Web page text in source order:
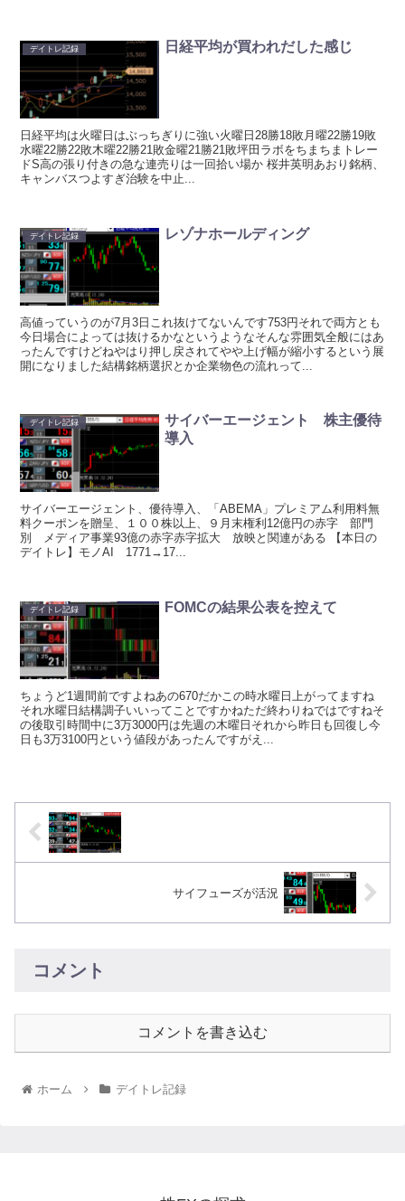
デイトレ記録 日経平均が買われだした感じ
日経平均は火曜日はぶっちぎりに強い火曜日28勝18敗月曜22勝19敗
水曜22勝22敗木曜22勝21敗金曜21勝21敗坪田ラボをちまちまトレー
ドS高の張り付きの急な連売りは一回拾い場か 桜井英明あおり銘柄、
キャンバスつよすぎ治験を中止...
デイトレ記録 レゾナホールディング
高値っていうのが7月3日これ抜けてないんです753円それで両方とも
今日場合によっては抜けるかなというようなそんな雰囲気全般にはあ
ったんですけどねやはり押し戻されてやや上げ幅が縮小するという展
開になりました結構銘柄選択とか企業物色の流れって...
デイトレ記録
サイバーエージェント 株主優待
導入
サイバーエージェント、優待導入、「ABEMA」プレミアム利用料無
料クーポンを贈呈、１００株以上、９月末権利12億円の赤字 部門
別 メディア事業93億の赤字赤字拡大 放映と関連がある 【本日の
デイトレ】モノAI 1771→17...
デイトレ記録 FOMCの結果公表を控えて
ちょうど1週間前ですよねあの670だかこの時水曜日上がってますね
それ水曜日結構調子いいってことですかねただ終わりねではですねそ
の後取引時間中に3万3000円は先週の木曜日それから昨日も回復し今
日も3万3100円という値段があったんですがえ...
サイフューズが活況
コメント
コメントを書き込む
ホーム デイトレ記録